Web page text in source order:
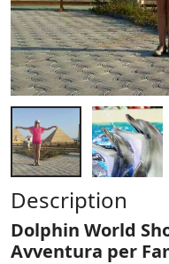
Description
Dolphin World
Avventura per